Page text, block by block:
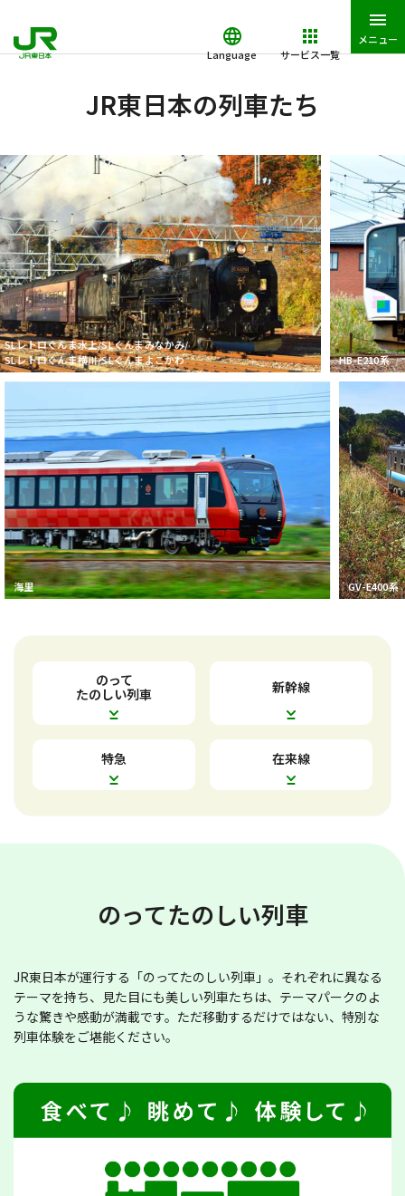
Language サービス一覧
メニュー
JR東日本の列車たち
/SLぐんまみなかみ/
/SLぐんまよこかわ
HB-E210系
海里
のって
たのしい列車
新幹線
特急 在来線
のってたのしい列車
JR東日本が運行する「のってたのしい列車」。それぞれに異なる
テーマを持ち、見た目にも美しい列車たちは、テーマパークのよ
うな驚きや感動が満載です。ただ移動するだけではない、特別な
列車体験をご堪能ください。